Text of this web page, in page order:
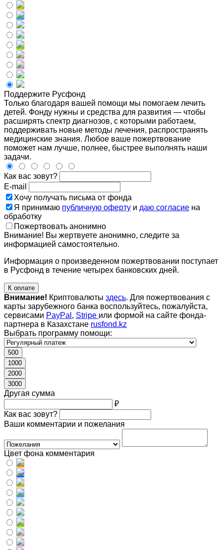
Поддержите Русфонд
Только благодаря вашей помощи мы помогаем лечить
детей. Фонду нужны и средства для развития — чтобы
расширять спектр диагнозов, с которыми работаем,
поддерживать новые методы лечения, распространять
медицинские знания. Любое ваше пожертвование
поможет нам лучше, полнее, быстрее выполнять наши
задачи.
Как вас зовут?
E-mail
Хочу получать письма от фонда
Я принимаю публичную оферту и даю согласие на
обработку
Пожертвовать анонимно
Внимание! Вы жертвуете анонимно, следите за
информацией самостоятельно.
Информация о произведенном пожертвовании поступает
в Русфонд в течение четырех банковских дней.
К оплате
Внимание! Криптовалюты здесь. Для пожертвования с
карты зарубежного банка воспользуйтесь, пожалуйста,
сервисами PayPal , Stripe или формой на сайте фонда-
партнера в Казахстане rusfond.kz
Выбрать программу помощи:
500
1000
2000
3000
Другая сумма
₽
Как вас зовут?
Ваши комментарии и пожелания
Цвет фона комментария